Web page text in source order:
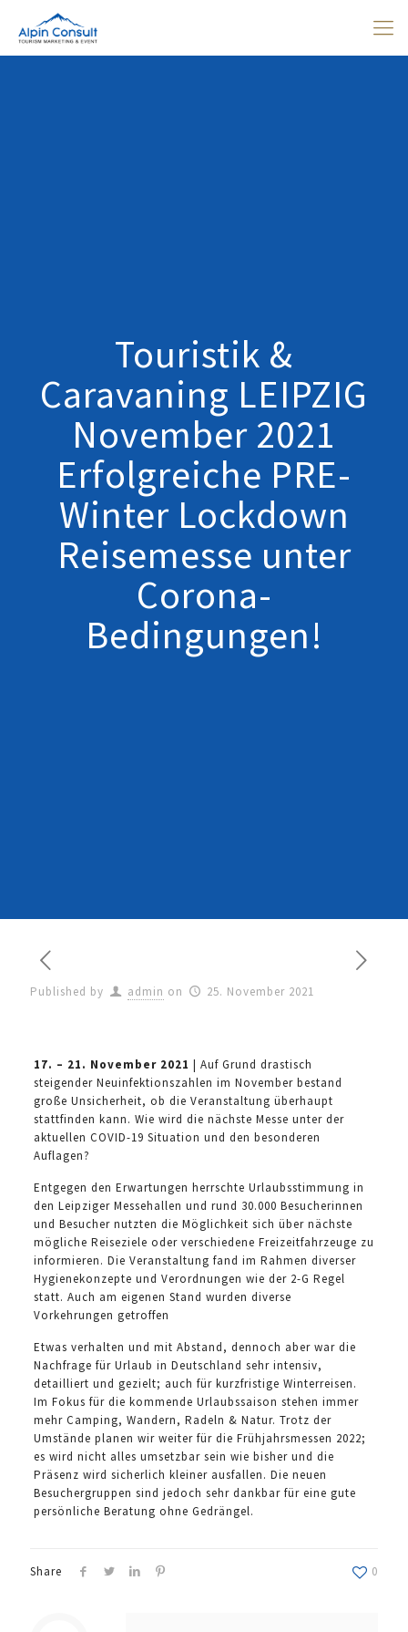
Touristik &
Caravaning LEIPZIG
November 2021
Erfolgreiche PRE-
Winter Lockdown
Reisemesse unter
Corona-
Bedingungen!
Published by admin on 25. November 2021
17. – 21. November 2021 | Auf Grund drastisch
steigender Neuinfektionszahlen im November bestand
große Unsicherheit, ob die Veranstaltung überhaupt
stattfinden kann. Wie wird die nächste Messe unter der
aktuellen COVID-19 Situation und den besonderen
Auflagen?
Entgegen den Erwartungen herrschte Urlaubsstimmung in
den Leipziger Messehallen und rund 30.000 Besucherinnen
und Besucher nutzten die Möglichkeit sich über nächste
mögliche Reiseziele oder verschiedene Freizeitfahrzeuge zu
informieren. Die Veranstaltung fand im Rahmen diverser
Hygienekonzepte und Verordnungen wie der 2-G Regel
statt. Auch am eigenen Stand wurden diverse
Vorkehrungen getroffen
Etwas verhalten und mit Abstand, dennoch aber war die
Nachfrage für Urlaub in Deutschland sehr intensiv,
detailliert und gezielt; auch für kurzfristige Winterreisen.
Im Fokus für die kommende Urlaubssaison stehen immer
mehr Camping, Wandern, Radeln & Natur. Trotz der
Umstände planen wir weiter für die Frühjahrsmessen 2022;
es wird nicht alles umsetzbar sein wie bisher und die
Präsenz wird sicherlich kleiner ausfallen. Die neuen
Besuchergruppen sind jedoch sehr dankbar für eine gute
persönliche Beratung ohne Gedrängel.
Share 0